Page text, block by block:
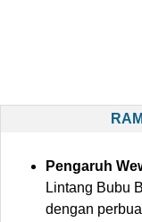
Pengaruh
Lintang Bubu
dengan